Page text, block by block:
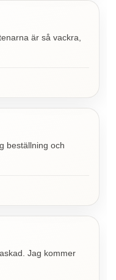
är så vackra,
beställning och
Jag kommer